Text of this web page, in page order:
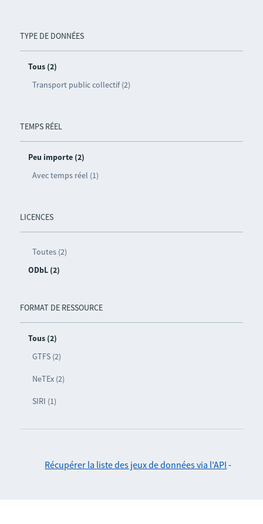
TYPE DE DONNÉES
Tous (2)
Transport public collectif (2)
TEMPS RÉEL
Peu importe (2)
Avec temps réel (1)
LICENCES
Toutes (2)
ODbL (2)
FORMAT DE RESSOURCE
Tous (2)
GTFS (2)
NeTEx (2)
SIRI (1)
Récupérer la liste des jeux de données via l'API -